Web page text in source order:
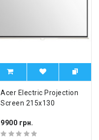
Acer Electric Projection
Screen 215x130
9900 грн.